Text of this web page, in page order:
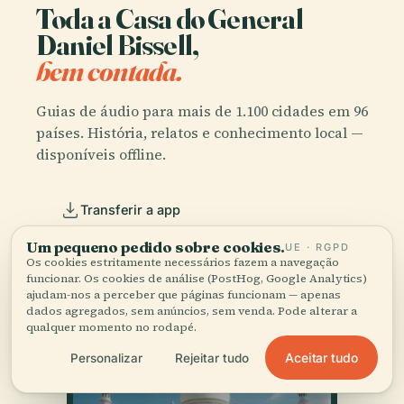
Toda a Casa do General
Daniel Bissell,
bem contada.
Guias de áudio para mais de 1.100 cidades em 96
países. História, relatos e conhecimento local —
disponíveis offline.
Transferir a app
Junte-se a mais de 50 mil viajantes
Um pequeno pedido sobre cookies.UE · RGPD
Os cookies estritamente necessários fazem a navegação
funcionar. Os cookies de análise (PostHog, Google Analytics)
ajudam-nos a perceber que páginas funcionam — apenas
dados agregados, sem anúncios, sem venda. Pode alterar a
qualquer momento no rodapé.
Personalizar Rejeitar tudo Aceitar tudo